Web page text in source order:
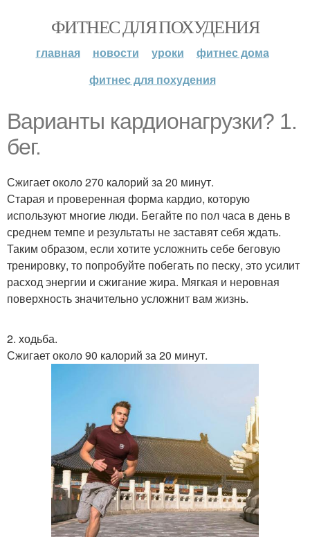
ФИТНЕС ДЛЯ ПОХУДЕНИЯ
главная новости уроки
фитнес дома
фитнес для похудения
Варианты кардионагрузки? 1.
бег.
Сжигает около 270 калорий за 20 минут.
Старая и проверенная форма кардио, которую
используют многие люди. Бегайте по пол часа в день в
среднем темпе и результаты не заставят себя ждать.
Таким образом, если хотите усложнить себе беговую
тренировку, то попробуйте побегать по песку, это усилит
расход энергии и сжигание жира. Мягкая и неровная
поверхность значительно усложнит вам жизнь.
2. ходьба.
Сжигает около 90 калорий за 20 минут.